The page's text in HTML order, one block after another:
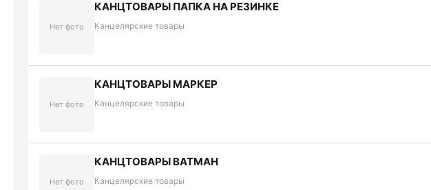
Нет фото
КАНЦТОВАРЫ ПАПКА НА РЕЗИНКЕ
Канцелярские товары
Нет фото
КАНЦТОВАРЫ МАРКЕР
Канцелярские товары
Нет фото
КАНЦТОВАРЫ ВАТМАН
Канцелярские товары